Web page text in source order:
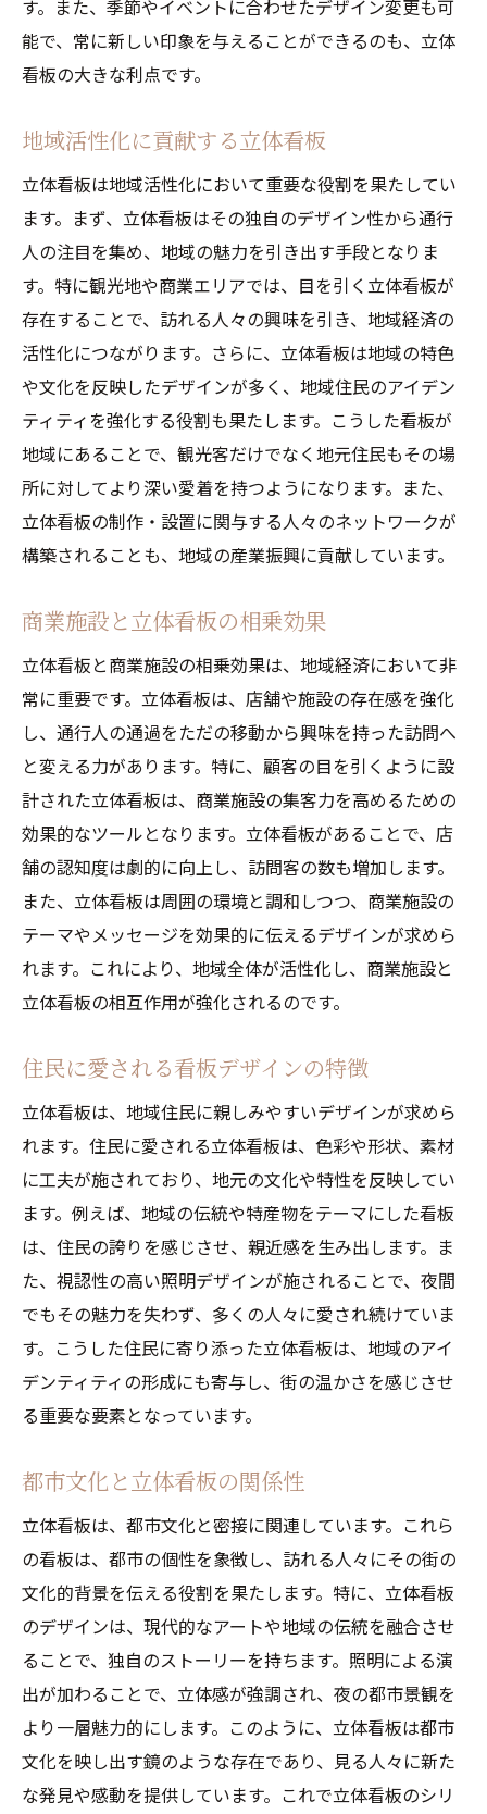
す。また、季節やイベントに合わせたデザイン変更も可
能で、常に新しい印象を与えることができるのも、立体
看板の大きな利点です。
地域活性化に貢献する立体看板
立体看板は地域活性化において重要な役割を果たしてい
ます。まず、立体看板はその独自のデザイン性から通行
人の注目を集め、地域の魅力を引き出す手段となりま
す。特に観光地や商業エリアでは、目を引く立体看板が
存在することで、訪れる人々の興味を引き、地域経済の
活性化につながります。さらに、立体看板は地域の特色
や文化を反映したデザインが多く、地域住民のアイデン
ティティを強化する役割も果たします。こうした看板が
地域にあることで、観光客だけでなく地元住民もその場
所に対してより深い愛着を持つようになります。また、
立体看板の制作・設置に関与する人々のネットワークが
構築されることも、地域の産業振興に貢献しています。
商業施設と立体看板の相乗効果
立体看板と商業施設の相乗効果は、地域経済において非
常に重要です。立体看板は、店舗や施設の存在感を強化
し、通行人の通過をただの移動から興味を持った訪問へ
と変える力があります。特に、顧客の目を引くように設
計された立体看板は、商業施設の集客力を高めるための
効果的なツールとなります。立体看板があることで、店
舗の認知度は劇的に向上し、訪問客の数も増加します。
また、立体看板は周囲の環境と調和しつつ、商業施設の
テーマやメッセージを効果的に伝えるデザインが求めら
れます。これにより、地域全体が活性化し、商業施設と
立体看板の相互作用が強化されるのです。
住民に愛される看板デザインの特徴
立体看板は、地域住民に親しみやすいデザインが求めら
れます。住民に愛される立体看板は、色彩や形状、素材
に工夫が施されており、地元の文化や特性を反映してい
ます。例えば、地域の伝統や特産物をテーマにした看板
は、住民の誇りを感じさせ、親近感を生み出します。ま
た、視認性の高い照明デザインが施されることで、夜間
でもその魅力を失わず、多くの人々に愛され続けていま
す。こうした住民に寄り添った立体看板は、地域のアイ
デンティティの形成にも寄与し、街の温かさを感じさせ
る重要な要素となっています。
都市文化と立体看板の関係性
立体看板は、都市文化と密接に関連しています。これら
の看板は、都市の個性を象徴し、訪れる人々にその街の
文化的背景を伝える役割を果たします。特に、立体看板
のデザインは、現代的なアートや地域の伝統を融合させ
ることで、独自のストーリーを持ちます。照明による演
出が加わることで、立体感が強調され、夜の都市景観を
より一層魅力的にします。このように、立体看板は都市
文化を映し出す鏡のような存在であり、見る人々に新た
な発見や感動を提供しています。これで立体看板のシリ